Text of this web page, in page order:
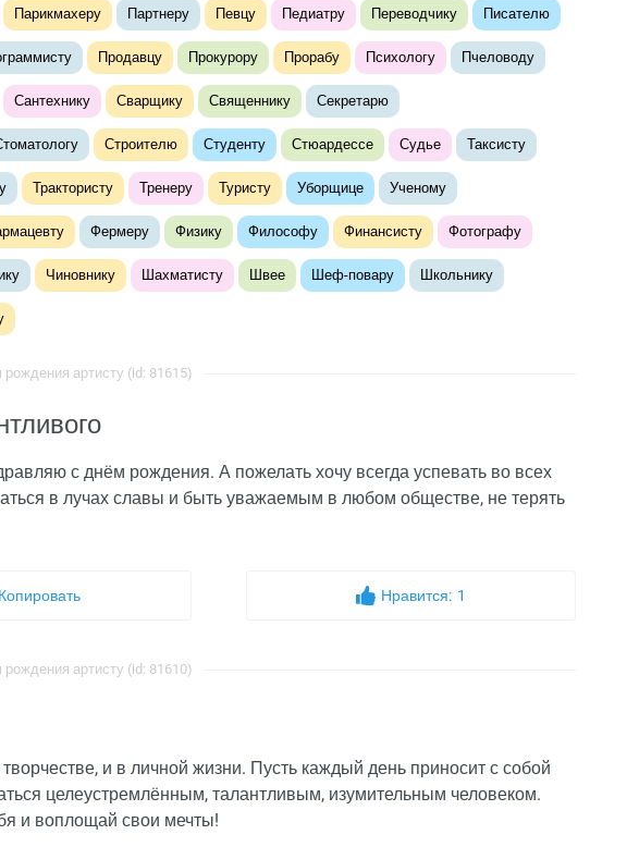
Парикмахеру Партнеру Певцу Педиатру Переводчику Писателю
Продавцу Прокурору Прорабу Психологу Пчеловоду
Сантехнику Сварщику Священнику Секретарю
Строителю Студенту Стюардессе Судье Таксисту
Трактористу Тренеру Туристу Уборщице Ученому
Фермеру Физику Философу Финансисту Фотографу
Чиновнику Шахматисту Швее Шеф-повару Школьнику
артисту (id: 81615)
с днём рождения. А пожелать хочу всегда успевать во всех
в лучах славы и быть уважаемым в любом обществе, не терять
Копировать Нравится: 1
артисту (id: 81610)
и в личной жизни. Пусть каждый день приносит с собой
целеустремлённым, талантливым, изумительным человеком.
и воплощай свои мечты!